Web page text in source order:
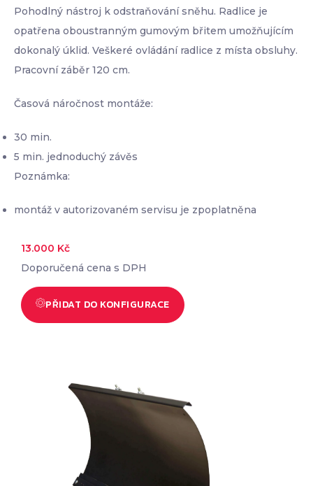
Pohodlný nástroj k odstraňování sněhu. Radlice je
opatřena oboustranným gumovým břitem umožňujícím
dokonalý úklid. Veškeré ovládání radlice z místa obsluhy.
Pracovní záběr 120 cm.
Časová náročnost montáže:
30 min.
5 min. jednoduchý závěs
Poznámka:
montáž v autorizovaném servisu je zpoplatněna
13.000 Kč
Doporučená cena s DPH
PŘIDAT DO KONFIGURACE